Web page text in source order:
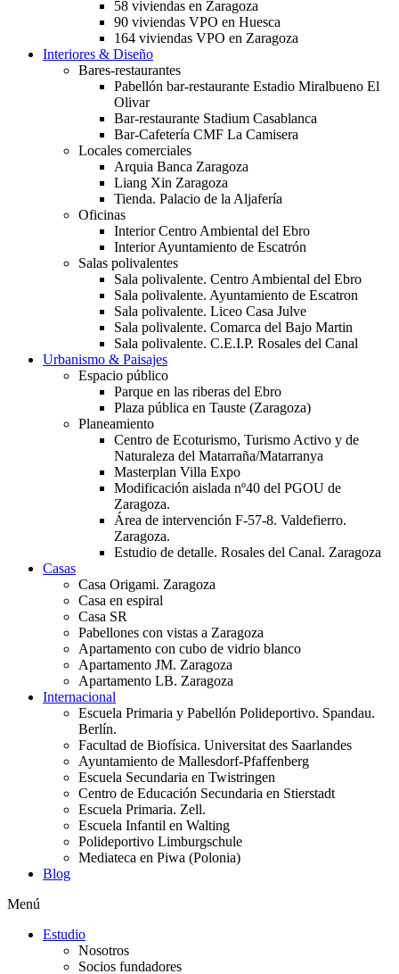
58 viviendas en Zaragoza
90 viviendas VPO en Huesca
164 viviendas VPO en Zaragoza
Interiores & Diseño
Bares-restaurantes
Pabellón bar-restaurante Estadio Miralbueno El
Olivar
Bar-restaurante Stadium Casablanca
Bar-Cafetería CMF La Camisera
Locales comerciales
Arquia Banca Zaragoza
Liang Xin Zaragoza
Tienda. Palacio de la Aljafería
Oficinas
Interior Centro Ambiental del Ebro
Interior Ayuntamiento de Escatrón
Salas polivalentes
Sala polivalente. Centro Ambiental del Ebro
Sala polivalente. Ayuntamiento de Escatron
Sala polivalente. Liceo Casa Julve
Sala polivalente. Comarca del Bajo Martin
Sala polivalente. C.E.I.P. Rosales del Canal
Urbanismo & Paisajes
Espacio público
Parque en las riberas del Ebro
Plaza pública en Tauste (Zaragoza)
Planeamiento
Centro de Ecoturismo, Turismo Activo y de
Naturaleza del Matarraña/Matarranya
Masterplan Villa Expo
Modificación aislada nº40 del PGOU de
Zaragoza.
Área de intervención F-57-8. Valdefierro.
Zaragoza.
Estudio de detalle. Rosales del Canal. Zaragoza
Casas
Casa Origami. Zaragoza
Casa en espiral
Casa SR
Pabellones con vistas a Zaragoza
Apartamento con cubo de vidrio blanco
Apartamento JM. Zaragoza
Apartamento LB. Zaragoza
Internacional
Escuela Primaria y Pabellón Polideportivo. Spandau.
Berlín.
Facultad de Biofísica. Universitat des Saarlandes
Ayuntamiento de Mallesdorf-Pfaffenberg
Escuela Secundaria en Twistringen
Centro de Educación Secundaria en Stierstadt
Escuela Primaria. Zell.
Escuela Infantil en Walting
Polideportivo Limburgschule
Mediateca en Piwa (Polonia)
Blog
Menú
Estudio
Nosotros
Socios fundadores